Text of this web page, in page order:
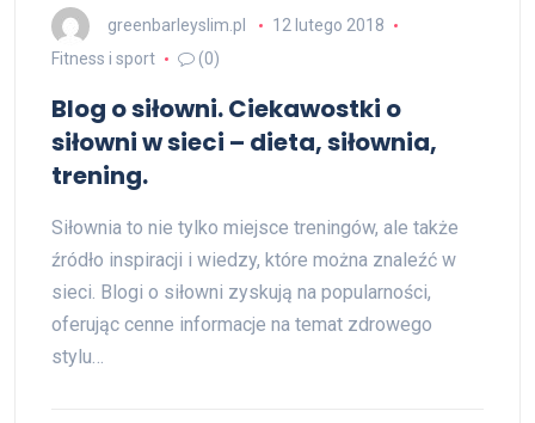
greenbarleyslim.pl
12 lutego 2018
Fitness i sport
(0)
Blog o siłowni. Ciekawostki o
siłowni w sieci – dieta, siłownia,
trening.
Siłownia to nie tylko miejsce treningów, ale także
źródło inspiracji i wiedzy, które można znaleźć w
sieci. Blogi o siłowni zyskują na popularności,
oferując cenne informacje na temat zdrowego
stylu…